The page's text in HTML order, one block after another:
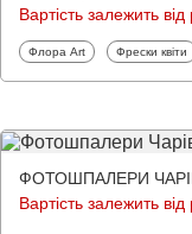
Вартість залежить від
Фотошпалери
Флора Art Фрески квіти
ФОТОШПАЛЕРИ
Вартість залежить від